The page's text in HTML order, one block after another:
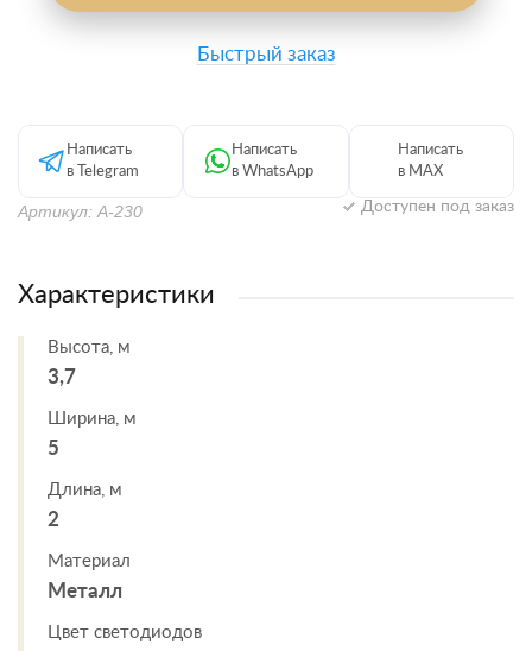
Артикул: А-230 Доступен под заказ
Быстрый заказ
Написать
в Telegram
Написать
в WhatsApp
Написать
в MAX
Характеристики
Высота, м
3,7
Ширина, м
5
Длина, м
2
Материал
Металл
Цвет светодиодов